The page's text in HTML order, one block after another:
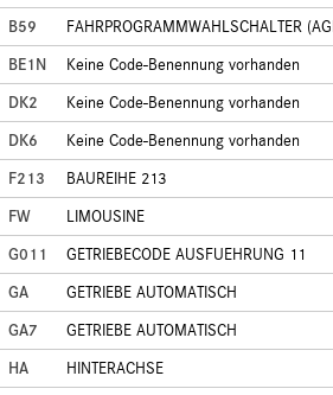
B59
FAHRPROGRAMMWAHLSCHALTER
BE1N
Keine Code-Benennung vorhanden
DK2
Keine Code-Benennung vorhanden
DK6
Keine Code-Benennung vorhanden
F213
BAUREIHE 213
FW
LIMOUSINE
G011
GETRIEBECODE AUSFUEHRUNG 11
GA
GETRIEBE AUTOMATISCH
GA7
GETRIEBE AUTOMATISCH
HA
HINTERACHSE